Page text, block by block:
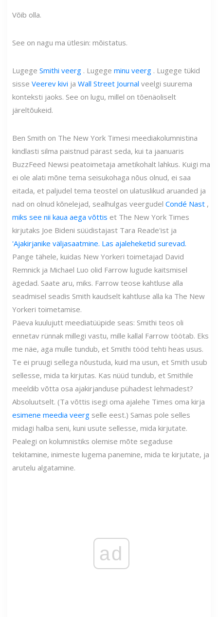
Võib olla.
See on nagu ma ütlesin: mõistatus.
Lugege Smithi veerg . Lugege minu veerg . Lugege tükid
sisse Veerev kivi ja Wall Street Journal veelgi suurema
konteksti jaoks. See on lugu, millel on tõenäoliselt
järeltõukeid.
Ben Smith on The New York Timesi meediakolumnistina
kindlasti silma paistnud pärast seda, kui ta jaanuaris
BuzzFeed Newsi peatoimetaja ametikohalt lahkus. Kuigi ma
ei ole alati mõne tema seisukohaga nõus olnud, ei saa
eitada, et paljudel tema teostel on ulatuslikud aruanded ja
nad on olnud kõnelejad, sealhulgas veergudel Condé Nast ,
miks see nii kaua aega võttis et The New York Times
kirjutaks Joe Bideni süüdistajast Tara Reade'ist ja
'Ajakirjanike väljasaatmine. Las ajaleheketid surevad.
Pange tähele, kuidas New Yorkeri toimetajad David
Remnick ja Michael Luo olid Farrow lugude kaitsmisel
ägedad. Saate aru, miks. Farrow teose kahtluse alla
seadmisel seadis Smith kaudselt kahtluse alla ka The New
Yorkeri toimetamise.
Päeva kuulujutt meediatüüpide seas: Smithi teos oli
ennetav rünnak millegi vastu, mille kallal Farrow töötab. Eks
me näe, aga mulle tundub, et Smithi tööd tehti heas usus.
Te ei pruugi sellega nõustuda, kuid ma usun, et Smith usub
sellesse, mida ta kirjutas. Kas nüüd tundub, et Smithile
meeldib võtta osa ajakirjanduse pühadest lehmadest?
Absoluutselt. (Ta võttis isegi oma ajalehe Times oma kirja
esimene meedia veerg selle eest.) Samas pole selles
midagi halba seni, kuni usute sellesse, mida kirjutate.
Pealegi on kolumnistiks olemise mõte segaduse
tekitamine, inimeste lugema panemine, mida te kirjutate, ja
arutelu algatamine.
ad